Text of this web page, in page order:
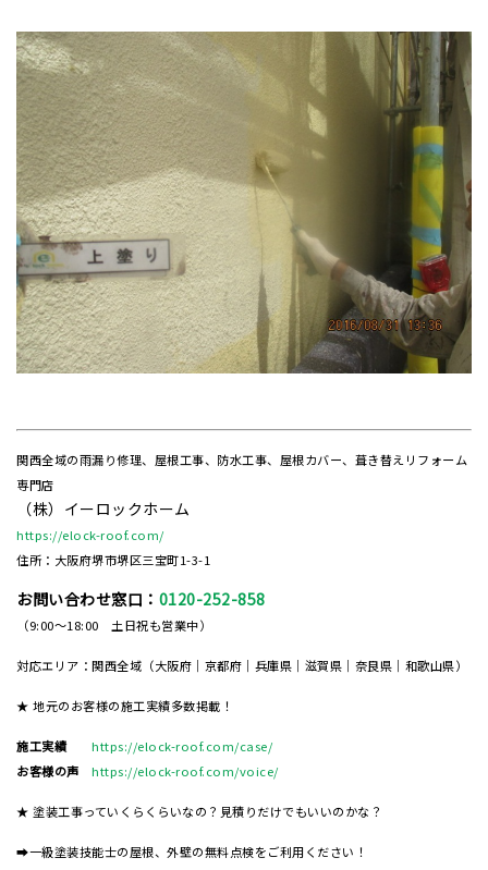
関西全域の雨漏り修理、屋根工事、防水工事、屋根カバー、葺き替えリフォーム
専門店
（株）イーロックホーム
https://elock-roof.com/
住所：大阪府堺市堺区三宝町1-3-1
お問い合わせ窓口： 0120-252-858
（9:00～18:00 土日祝も営業中）
対応エリア：関西全域（大阪府｜京都府｜兵庫県｜滋賀県｜奈良県｜和歌山県）
★ 地元のお客様の施工実績多数掲載！
施工実績
https://elock-roof.com/case/
お客様の声
https://elock-roof.com/voice/
★ 塗装工事っていくらくらいなの？見積りだけでもいいのかな？
➡一級塗装技能士の屋根、外壁の無料点検をご利用ください！